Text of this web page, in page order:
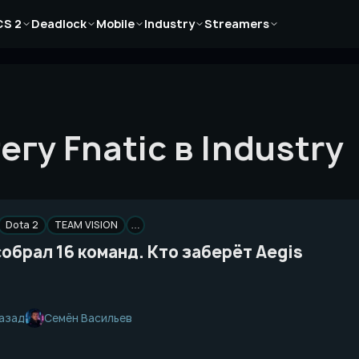
2 Deadlock
Статьи
Mobile
Статьи Industry
Статьи
Streamers
Статьи
Fnatic в Industry
Dota 2 TEAM VISION …
16 команд. Кто заберёт Aegis
Семён Васильев